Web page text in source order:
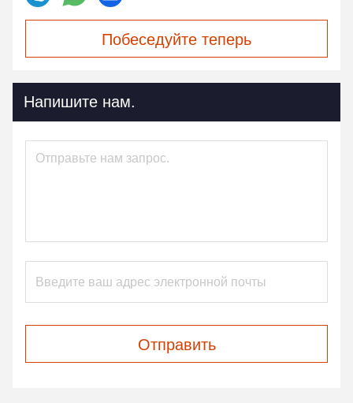
Побеседуйте теперь
Напишите нам.
Отправить